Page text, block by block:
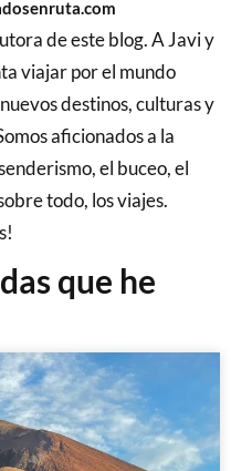
de este blog. A Javi y
viajar por el mundo
destinos, culturas y
aficionados a la
el buceo, el
todo, los viajes.
que he